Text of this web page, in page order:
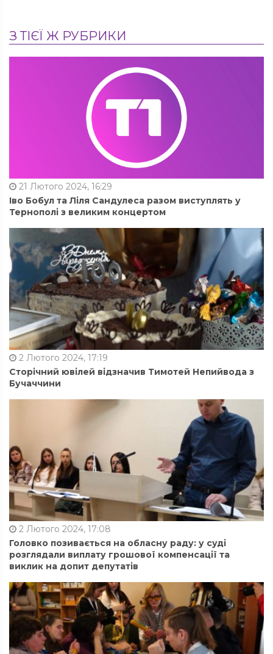
З ТІЄЇ Ж РУБРИКИ
21 Лютого 2024, 16:29
Іво Бобул та Ліля Сандулеса разом виступлять у
Тернополі з великим концертом
2 Лютого 2024, 17:19
Сторічний ювілей відзначив Тимотей Непийвода з
Бучаччини
2 Лютого 2024, 17:08
Головко позивається на обласну раду: у суді
розглядали виплату грошової компенсації та
виклик на допит депутатів